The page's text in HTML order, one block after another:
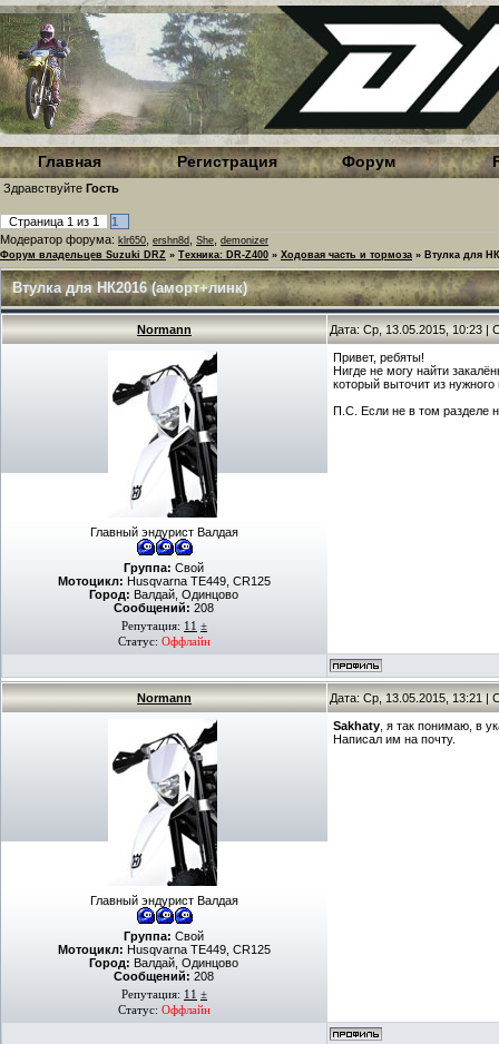
Главная Регистрация Форум
Здравствуйте Гость
Страница 1 из 1
1
Модератор форума: klr650 ershn8d She demonizer
Форум владельцев Suzuki DRZ » Техника: DR-Z400 » Ходовая часть и тормоза » Втулка для
Втулка для НК2016 (аморт+линк)
Normann Дата: Ср, 13.05.2015, 10:23 |
Главный эндурист Валдая
Группа: Свой
Мотоцикл: Husqvarna TE449, СR125
Город: Валдай, Одинцово
Сообщений: 208
Репутация: 11 ±
Статус: Оффлайн
Привет, ребяты!
Нигде не могу найти
который выточит из
П.С. Если не в том разделе
Normann Дата: Ср, 13.05.2015, 13:21 |
Главный эндурист Валдая
Группа: Свой
Мотоцикл: Husqvarna TE449, СR125
Город: Валдай, Одинцово
Сообщений: 208
Репутация: 11 ±
Статус: Оффлайн
Sakhaty , я так понимаю, в
Написал им на почту.